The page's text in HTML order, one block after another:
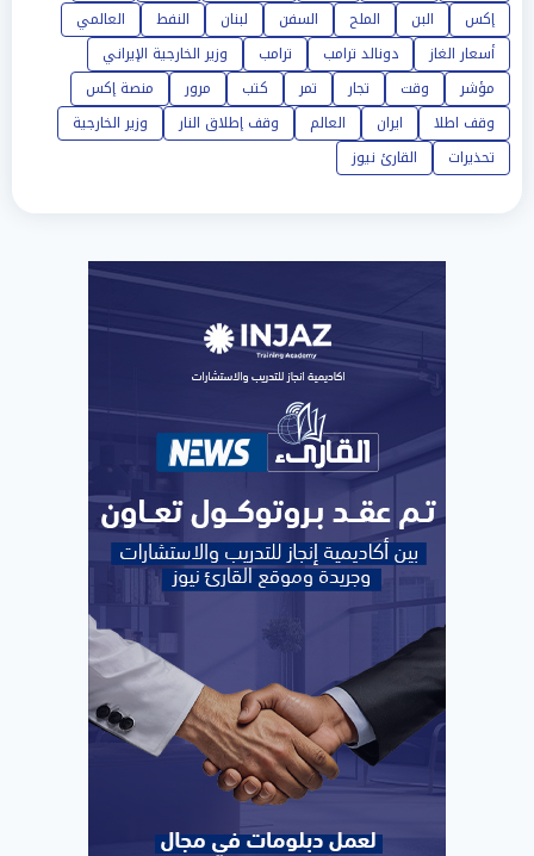
إكس
البن الملح السفن لبنان النفط
العالمي
أسعار الغاز
دونالد ترامب ترامب
وزير الخارجية الإيراني
مؤشر
وقت تجار تمر كتب مرور
منصة إكس
وقف اطلا
ايران العالم وقف إطلاق النار
وزير الخارجية
تحذيرات
القارئ نيوز